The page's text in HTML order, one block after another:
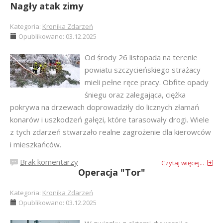
Nagły atak zimy
Kategoria: Kronika Zdarzeń
Opublikowano: 03.12.2025
Od środy 26 listopada na terenie
powiatu szczycieńskiego strażacy
mieli pełne ręce pracy. Obfite opady
śniegu oraz zalegająca, ciężka
pokrywa na drzewach doprowadziły do licznych złamań
konarów i uszkodzeń gałęzi, które tarasowały drogi. Wiele
z tych zdarzeń stwarzało realne zagrożenie dla kierowców
i mieszkańców.
Brak komentarzy
Czytaj więcej...
Operacja "Tor"
Kategoria: Kronika Zdarzeń
Opublikowano: 03.12.2025